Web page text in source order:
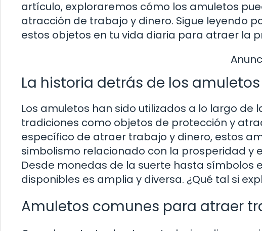
artículo, exploraremos cómo los amuletos
atracción de trabajo y dinero. Sigue leyendo
estos objetos en tu vida diaria para atraer la
La historia detrás de los
Los amuletos han sido utilizados a lo largo de
tradiciones como objetos de protección y
específico de atraer trabajo y dinero, estos
simbolismo relacionado con la prosperidad y
Desde monedas de la suerte hasta símbolos
disponibles es amplia y diversa. ¿Qué tal si
Amuletos comunes para atraer